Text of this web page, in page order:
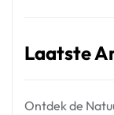
Laatste
Ontdek de